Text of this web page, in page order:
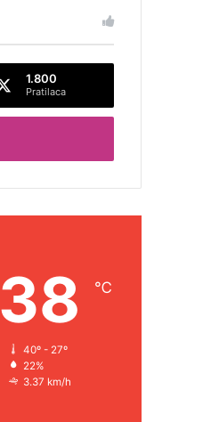
1.800
Pratilaca
38 ℃
40º - 27º
22%
3.37 km/h